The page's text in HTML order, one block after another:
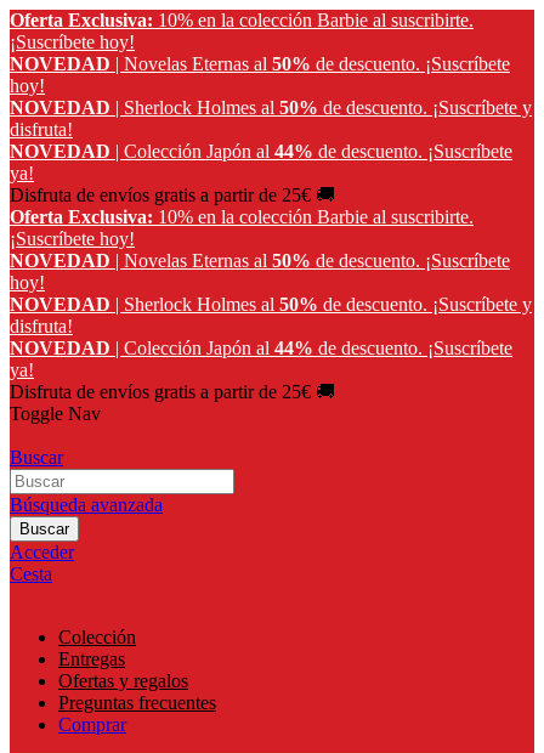
Oferta Exclusiva: 10% en la colección Barbie al suscribirte.
¡Suscríbete hoy!
NOVEDAD | Novelas Eternas al 50% de descuento. ¡Suscríbete
hoy!
NOVEDAD | Sherlock Holmes al 50% de descuento. ¡Suscríbete y
disfruta!
NOVEDAD | Colección Japón al 44% de descuento. ¡Suscríbete
ya!
Disfruta de envíos gratis a partir de 25€ 🚚
Oferta Exclusiva: 10% en la colección Barbie al suscribirte.
¡Suscríbete hoy!
NOVEDAD | Novelas Eternas al 50% de descuento. ¡Suscríbete
hoy!
NOVEDAD | Sherlock Holmes al 50% de descuento. ¡Suscríbete y
disfruta!
NOVEDAD | Colección Japón al 44% de descuento. ¡Suscríbete
ya!
Disfruta de envíos gratis a partir de 25€ 🚚
Toggle Nav
Buscar
Búsqueda avanzada
Buscar
Acceder
Cesta
Colección
Entregas
Ofertas y regalos
Preguntas frecuentes
Comprar